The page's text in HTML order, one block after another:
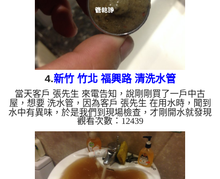
4.新竹 竹北 福興路 清洗水管
當天客戶 張先生 來電告知，說剛剛買了一戶中古
屋，想要 洗水管，因為客戶 張先生 在用水時，聞到
水中有異味，於是我們到現場檢查，才剛開水就發現
有濃濃的異味，於是本公司裝起 水管清洗機 ，開始
洗水管 ，髒水一直從水龍頭噴出，如下影片，而且
整間屋子瀰漫著臭味，讓張先生嚇到了，說原來他家
水管這麼臭，如果用了幾年一定會生病， 水管清洗
約兩個小時後，水管出水總算沒味道了，客戶 張先
生 非常高興，終於可以安心用水了。 清洗水管, 水管
觀看次數：12439